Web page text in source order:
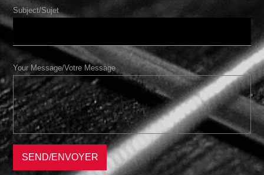
Subject/Sujet
Your Message/Votre Message